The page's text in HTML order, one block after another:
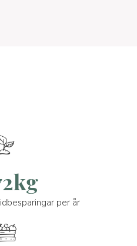
per år